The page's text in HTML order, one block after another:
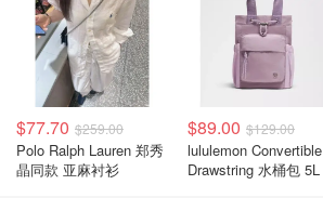
$77.70 $259.00
Polo Ralph Lauren 郑秀
晶同款 亚麻衬衫
$89.00 $129.00
lululemon Convertible
Drawstring 水桶包 5L